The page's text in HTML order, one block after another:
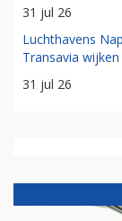
31 jul 26
Luchthavens
Transavia
31 jul 26